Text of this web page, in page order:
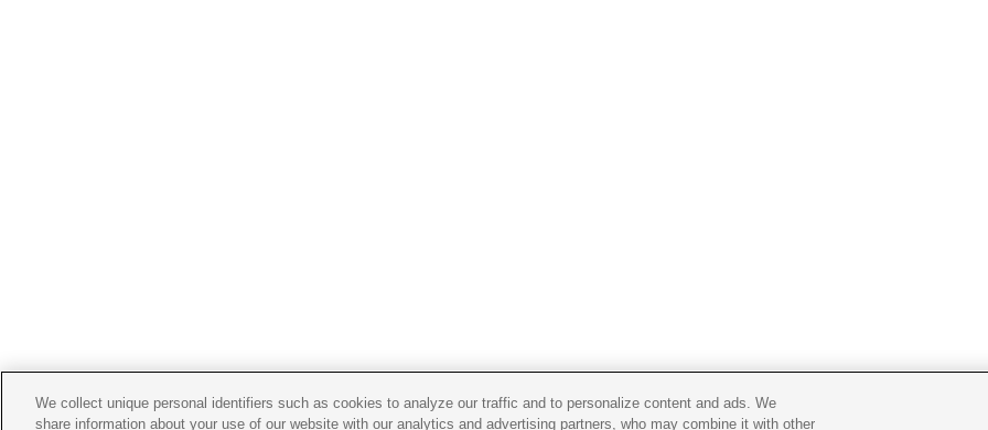
We collect unique personal identifiers such as cookies to analyze our traffic and to personalize content and ads. We
share information about your use of our website with our analytics and advertising partners, who may combine it with other